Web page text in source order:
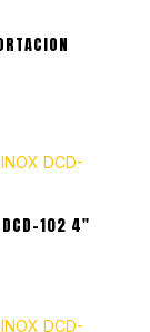
DCD-102 4″